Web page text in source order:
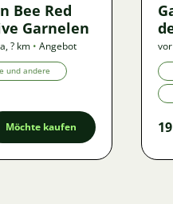
Bee Red
Garnelen
,? km • Angebot
und andere
Möchte kaufen